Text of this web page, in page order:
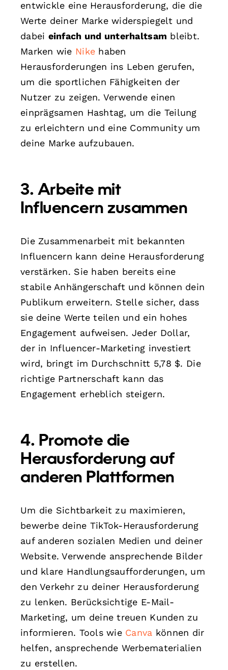
entwickle eine Herausforderung, die die
Werte deiner Marke widerspiegelt und
dabei einfach und unterhaltsam bleibt.
Marken wie Nike haben
Herausforderungen ins Leben gerufen,
um die sportlichen Fähigkeiten der
Nutzer zu zeigen. Verwende einen
einprägsamen Hashtag, um die Teilung
zu erleichtern und eine Community um
deine Marke aufzubauen.
3. Arbeite mit
Influencern zusammen
Die Zusammenarbeit mit bekannten
Influencern kann deine Herausforderung
verstärken. Sie haben bereits eine
stabile Anhängerschaft und können dein
Publikum erweitern. Stelle sicher, dass
sie deine Werte teilen und ein hohes
Engagement aufweisen. Jeder Dollar,
der in Influencer-Marketing investiert
wird, bringt im Durchschnitt 5,78 $. Die
richtige Partnerschaft kann das
Engagement erheblich steigern.
4. Promote die
Herausforderung auf
anderen Plattformen
Um die Sichtbarkeit zu maximieren,
bewerbe deine TikTok-Herausforderung
auf anderen sozialen Medien und deiner
Website. Verwende ansprechende Bilder
und klare Handlungsaufforderungen, um
den Verkehr zu deiner Herausforderung
zu lenken. Berücksichtige E-Mail-
Marketing, um deine treuen Kunden zu
informieren. Tools wie Canva können dir
helfen, ansprechende Werbematerialien
zu erstellen.